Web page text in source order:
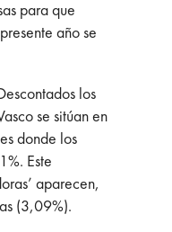
para que
año se
los
se sitúan en
donde los
Este
aparecen,
(3,09%).